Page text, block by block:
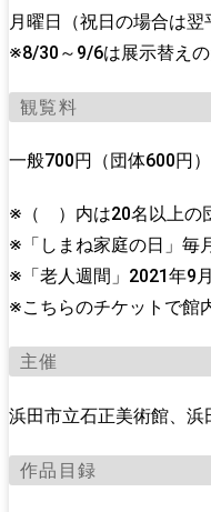
月曜日（祝日の場合は翌
※8/30～9/6は展示替え
観覧料
一般700円（団体600円
※（ ）内は20名以上の
※「しまね家庭の日」毎
※「老人週間」2021年9
※こちらのチケットで館
主催
浜田市立石正美術館、
作品目録